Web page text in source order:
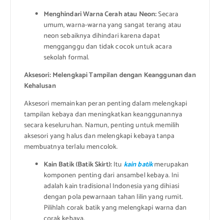
Menghindari Warna Cerah atau Neon:Secara
umum, warna-warna yang sangat terang atau
neon sebaiknya dihindari karena dapat
mengganggu dan tidak cocok untuk acara
sekolah formal.
Aksesori: Melengkapi Tampilan dengan Keanggunan dan
Kehalusan
Aksesori memainkan peran penting dalam melengkapi
tampilan kebaya dan meningkatkan keanggunannya
secara keseluruhan. Namun, penting untuk memilih
aksesori yang halus dan melengkapi kebaya tanpa
membuatnya terlalu mencolok.
Kain Batik (Batik Skirt):Itu kain batikmerupakan
komponen penting dari ansambel kebaya. Ini
adalah kain tradisional Indonesia yang dihiasi
dengan pola pewarnaan tahan lilin yang rumit.
Pilihlah corak batik yang melengkapi warna dan